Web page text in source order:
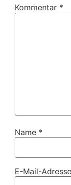
Kommentar *
Name *
E-Mail-Adresse